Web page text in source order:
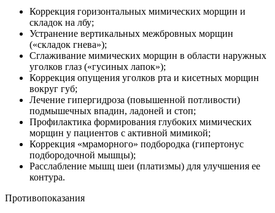
Коррекция горизонтальных мимических морщин и
складок на лбу;
Устранение вертикальных межбровных морщин
(«складок гнева»);
Сглаживание мимических морщин в области наружных
уголков глаз («гусиных лапок»);
Коррекция опущения уголков рта и кисетных морщин
вокруг губ;
Лечение гипергидроза (повышенной потливости)
подмышечных впадин, ладоней и стоп;
Профилактика формирования глубоких мимических
морщин у пациентов с активной мимикой;
Коррекция «мраморного» подбородка (гипертонус
подбородочной мышцы);
Расслабление мышц шеи (платизмы) для улучшения ее
контура.
Противопоказания